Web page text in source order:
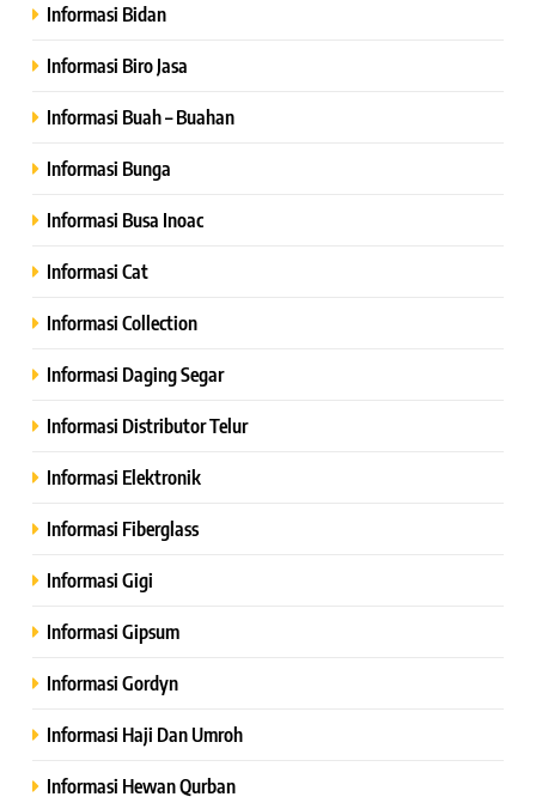
Informasi Bidan
Informasi Biro Jasa
Informasi Buah – Buahan
Informasi Bunga
Informasi Busa Inoac
Informasi Cat
Informasi Collection
Informasi Daging Segar
Informasi Distributor Telur
Informasi Elektronik
Informasi Fiberglass
Informasi Gigi
Informasi Gipsum
Informasi Gordyn
Informasi Haji Dan Umroh
Informasi Hewan Qurban